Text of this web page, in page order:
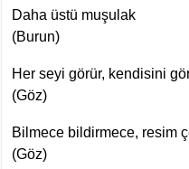
Daha üstü muşulak
(Burun)
Her seyi görür, kendisini
(Göz)
Bilmece bildirmece, resim
(Göz)